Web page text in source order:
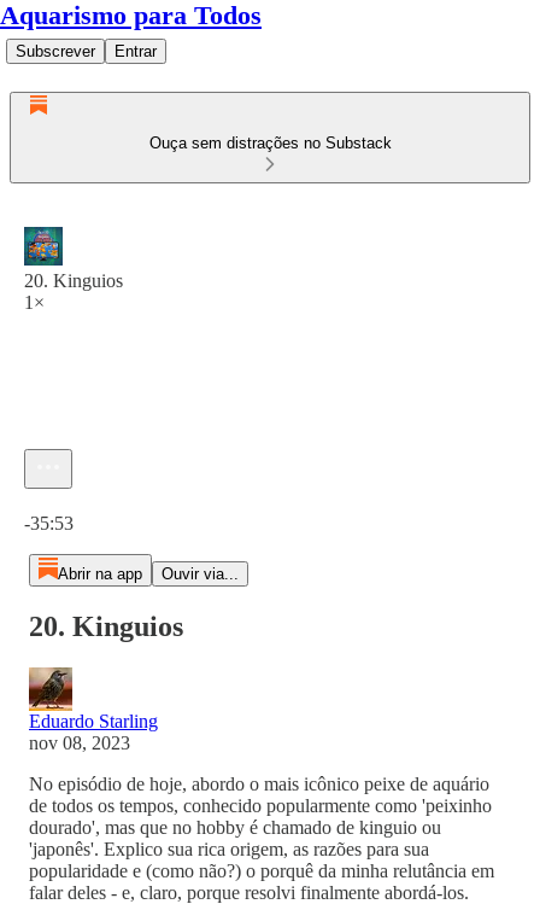
Aquarismo para Todos
Subscrever Entrar
Ouça sem distrações no Substack
20. Kinguios
1×
-35:53
Abrir na app Ouvir via...
20. Kinguios
Eduardo Starling
nov 08, 2023
No episódio de hoje, abordo o mais icônico peixe de aquário
de todos os tempos, conhecido popularmente como 'peixinho
dourado', mas que no hobby é chamado de kinguio ou
'japonês'. Explico sua rica origem, as razões para sua
popularidade e (como não?) o porquê da minha relutância em
falar deles - e, claro, porque resolvi finalmente abordá-los.